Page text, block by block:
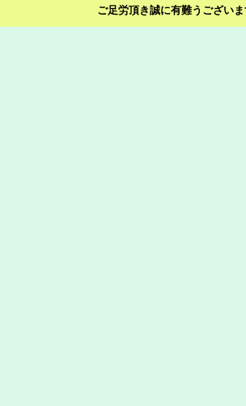
ご足労頂き誠に有難うございま